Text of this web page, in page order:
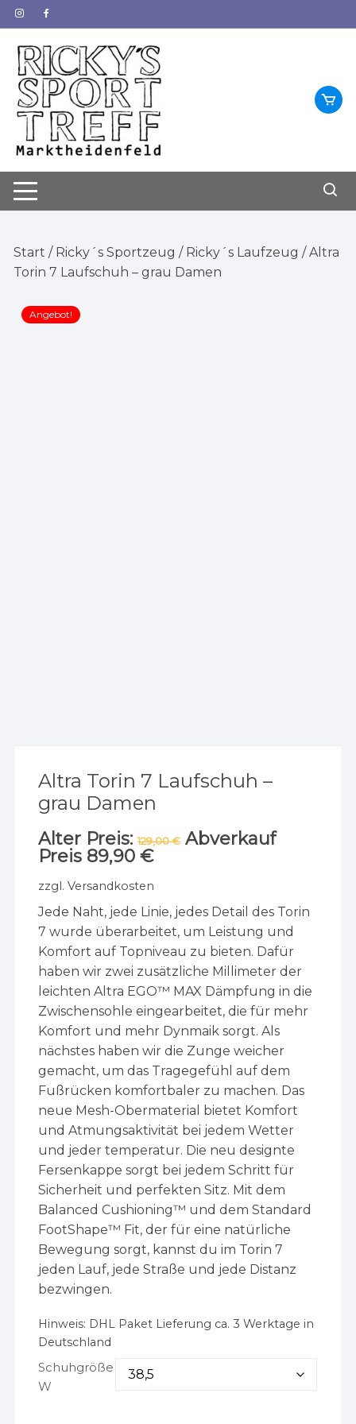
Zum
Inhalt
springen
Start / Ricky´s Sportzeug / Ricky´s Laufzeug / Altra
Torin 7 Laufschuh – grau Damen
Angebot!
Altra Torin 7 Laufschuh –
grau Damen
Alter Preis: 129,00€ Ursprünglicher
Preis
Abverkauf
Preis 89,90€Aktueller
Preis
89,90 €.
zzgl.Versandkosten
Jede Naht, jede Linie, jedes Detail des Torin
7 wurde überarbeitet, um Leistung und
Komfort auf Topniveau zu bieten. Dafür
haben wir zwei zusätzliche Millimeter der
leichten Altra EGO™ MAX Dämpfung in die
Zwischensohle eingearbeitet, die für mehr
Komfort und mehr Dynmaik sorgt. Als
nächstes haben wir die Zunge weicher
gemacht, um das Tragegefühl auf dem
Fußrücken komfortbaler zu machen. Das
neue Mesh-Obermaterial bietet Komfort
und Atmungsaktivität bei jedem Wetter
und jeder temperatur. Die neu designte
Fersenkappe sorgt bei jedem Schritt für
Sicherheit und perfekten Sitz. Mit dem
Balanced Cushioning™ und dem Standard
FootShape™ Fit, der für eine natürliche
Bewegung sorgt, kannst du im Torin 7
jeden Lauf, jede Straße und jede Distanz
bezwingen.
Hinweis: DHL Paket Lieferung ca. 3 Werktage in
Deutschland
Schuhgröße
W